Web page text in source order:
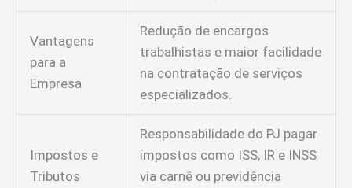
Vantagens
para a
Empresa
Redução de encargos
trabalhistas e maior facilidade
na contratação de serviços
especializados.
Impostos e
Tributos
Responsabilidade do PJ pagar
impostos como ISS, IR e INSS
via carnê ou previdência